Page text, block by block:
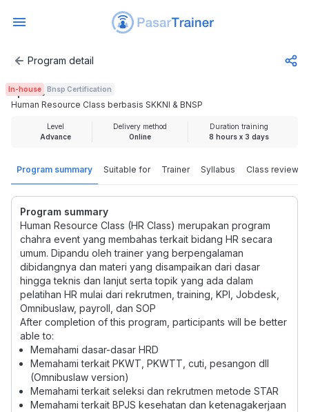
Human Resource Class berbasis SKKNI & BNSP
Program detail
Program summary Suitable for Trainer Syllabus Class review
Program summary
Human Resource Class (HR Class) merupakan program
chahra event yang membahas terkait bidang HR secara
umum. Dipandu oleh trainer yang berpengalaman
dibidangnya dan materi yang disampaikan dari dasar
hingga teknis dan lanjut serta topik yang ada dalam
pelatihan HR mulai dari rekrutmen, training, KPI, Jobdesk,
Omnibuslaw, payroll, dan SOP
After completion of this program, participants will be better
able to:
Memahami dasar-dasar HRD
Memahami terkait PKWT, PKWTT, cuti, pesangon dll
(Omnibuslaw version)
Memahami terkait seleksi dan rekrutmen metode STAR
Memahami terkait BPJS kesehatan dan ketenagakerjaan
In-house Bnsp Certification
Human Resource Class berbasis SKKNI & BNSP
Rp 500.000
Level
Advance
Delivery method
Online
Duration training
8 hours x 3 days